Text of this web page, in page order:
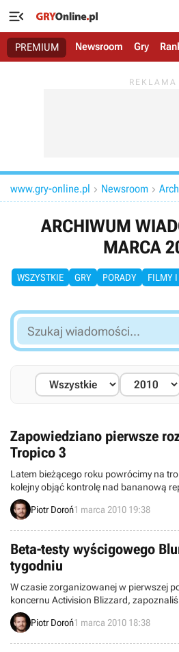

PREMIUM Newsroom Gry
www.gry-online.pl  Newsroom 
ARCHIWUM
MARCA
WSZYSTKIE GRY PORADY FILMY I
Szukaj
wiadomości...
Zapowiedziano pierwsze
Tropico 3
Latem bieżącego roku powrócimy na
kolejny objąć kontrolę nad bananową
Stanie się to możliwe dzięki
do dzieła bułgarskiego studia
Piotr Doroń1 marca 2010 19:38
Beta-testy wyścigowego
tygodniu
W czasie zorganizowanej w pierwszej
koncernu Activision Blizzard,
planami na temat beta-testów gry
autorstwa studia Bizarre Creations.
Piotr Doroń1 marca 2010 18:38